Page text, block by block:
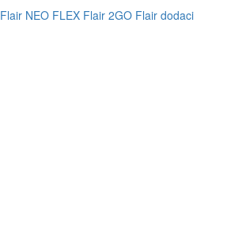
Flair NEO FLEX Flair 2GO Flair dodaci